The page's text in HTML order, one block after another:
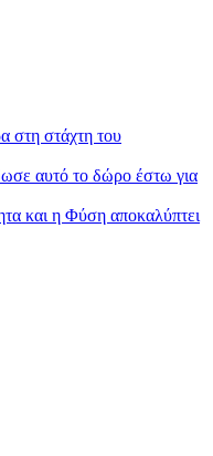
στη στάχτη του
αυτό το δώρο έστω για
και η Φύση αποκαλύπτει